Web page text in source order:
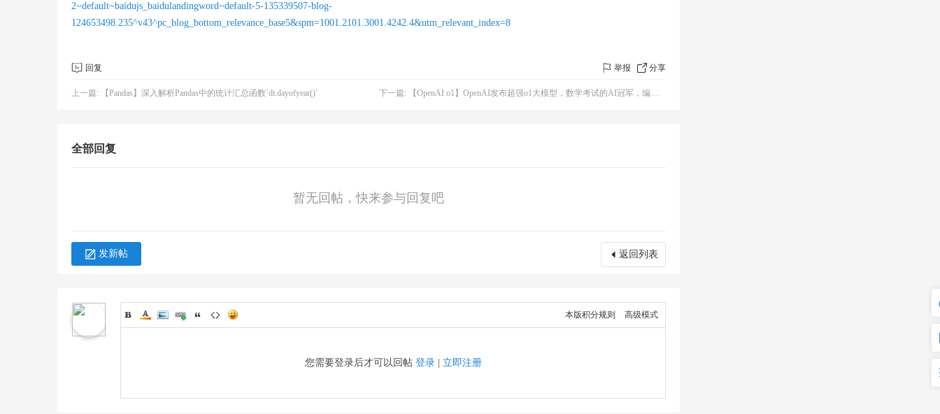
2~default~baidujs_baidulandingword~default-5-135339507-blog-
124653498.235^v43^pc_blog_bottom_relevance_base5&spm=1001.2101.3001.4242.4&utm_relevant_index=8
回复 举报 分享
上一篇: 【Pandas】深入解析Pandas中的统计汇总函数`dt.dayofyear()` 下一篇: 【OpenAI o1】OpenAI发布超强o1大模型，数学考试的AI冠军，编程高手，还会推理
全部回复
暂无回帖，快来参与回复吧
返回列表
发新帖
本版积分规则 高级模式
您需要登录后才可以回帖 登录| 立即注册